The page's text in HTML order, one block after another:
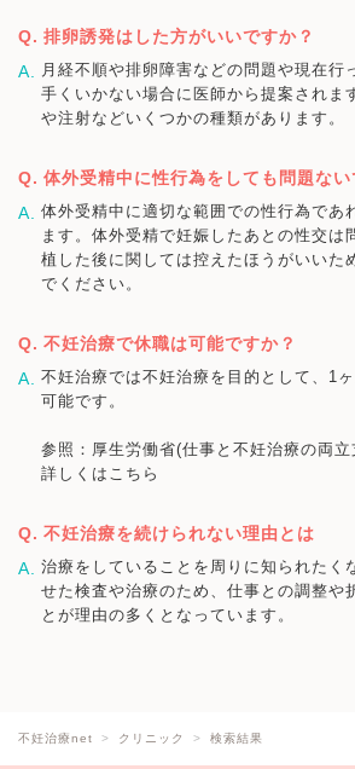
排卵誘発はした方がいいですか？
月経不順や排卵障害などの問題や現在行
手くいかない場合に医師から提案されま
や注射などいくつかの種類があります。
体外受精中に性行為をしても問題ない
体外受精中に適切な範囲での性行為であ
ます。体外受精で妊娠したあとの性交は
植した後に関しては控えたほうがいいた
でください。
不妊治療で休職は可能ですか？
不妊治療では不妊治療を目的として、1
可能です。
参照：厚生労働省(仕事と不妊治療の両
詳しくはこちら
不妊治療を続けられない理由とは
治療をしていることを周りに知られたく
せた検査や治療のため、仕事との調整や
とが理由の多くとなっています。
不妊治療net クリニック 検索結果